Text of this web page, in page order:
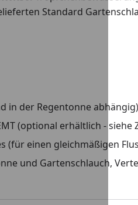
Standard
in der Regentonne abhängig)
(optional erhältlich - siehe
(für einen gleichmäßigen
und Gartenschlauch,